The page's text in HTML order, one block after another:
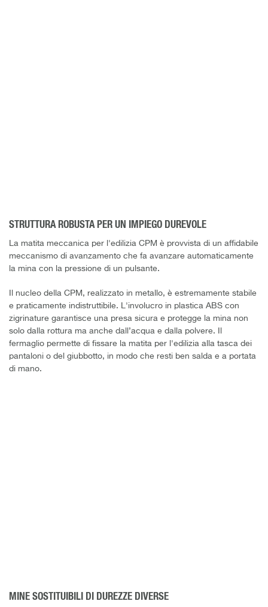
STRUTTURA ROBUSTA PER UN IMPIEGO DUREVOLE
La matita meccanica per l'edilizia CPM è provvista di un affidabile
meccanismo di avanzamento che fa avanzare automaticamente
la mina con la pressione di un pulsante.
Il nucleo della CPM, realizzato in metallo, è estremamente stabile
e praticamente indistruttibile. L'involucro in plastica ABS con
zigrinature garantisce una presa sicura e protegge la mina non
solo dalla rottura ma anche dall’acqua e dalla polvere. Il
fermaglio permette di fissare la matita per l'edilizia alla tasca dei
pantaloni o del giubbotto, in modo che resti ben salda e a portata
di mano.
MINE SOSTITUIBILI DI DUREZZE DIVERSE